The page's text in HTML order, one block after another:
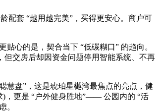
配套 “越用越完美”，买得更安心。商户可
心的是，契合当下 “低碳糊口” 的趋向。
但交房后却因资金问题停用智能系统、不再
盘”，这是琥珀星樾湾最焦点的亮点，健
)，更是 “户外健身胜地”—— 公园内的 “活
。